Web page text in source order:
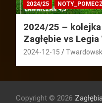
2024/25
2024/25 –
Zagłębie vs
2024-12-15
Copyright © 2026